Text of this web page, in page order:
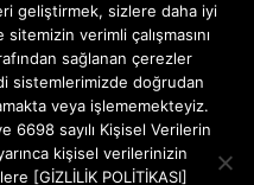
geliştirmek, sizlere daha iyi
verimli çalışmasını
sağlanan çerezler
sistemlerimizde doğrudan
veya işlememekteyiz.
6698 sayılı Kişisel Verilerin
kişisel verilerinizin
[GİZLİLİK POLİTİKASI]